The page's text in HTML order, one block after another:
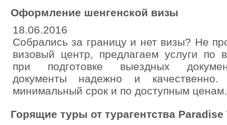
Оформление шенгенской визы
18.06.2016
Собрались за границу и нет визы? Не
визовый центр, предлагаем услуги по
при подготовке выездных
документы надежно и
минимальный срок и по доступным
Горящие туры от турагентства Paradise